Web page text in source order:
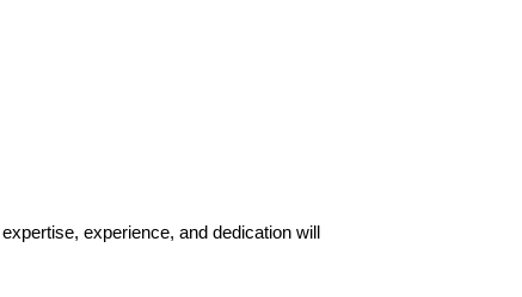
experience, and dedication will